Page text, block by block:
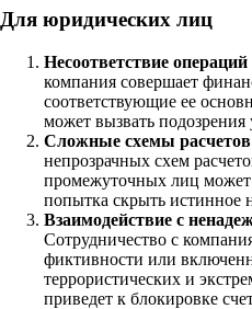
Для юридических лиц
Несоответствие
компания совершает
соответствующие ее
может вызвать подозрения
Сложные схемы расчетов
непрозрачных схем
промежуточных лиц может
попытка скрыть истинное
Взаимодействие с
Сотрудничество с
фиктивности или
террористических и
приведет к блокировке